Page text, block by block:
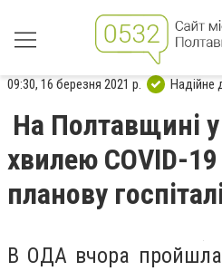
09:30, 16 березня 2021 р. Надійне
На Полтавщині
хвилею COVID-
планову
В ОДА вчора